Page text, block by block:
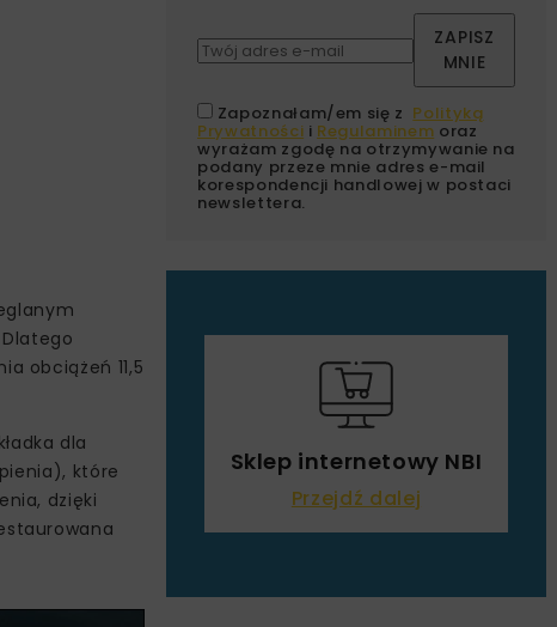
obciążeń 11,5
dla
które
dzięki
ZAPISZ
MNIE
Zapoznałam/em się z Polityką
Prywatności i Regulaminem oraz
wyrażam zgodę na otrzymywanie na
podany przeze mnie adres e-mail
korespondencji handlowej w postaci
newslettera.
Sklep internetowy NBI
Przejdź dalej